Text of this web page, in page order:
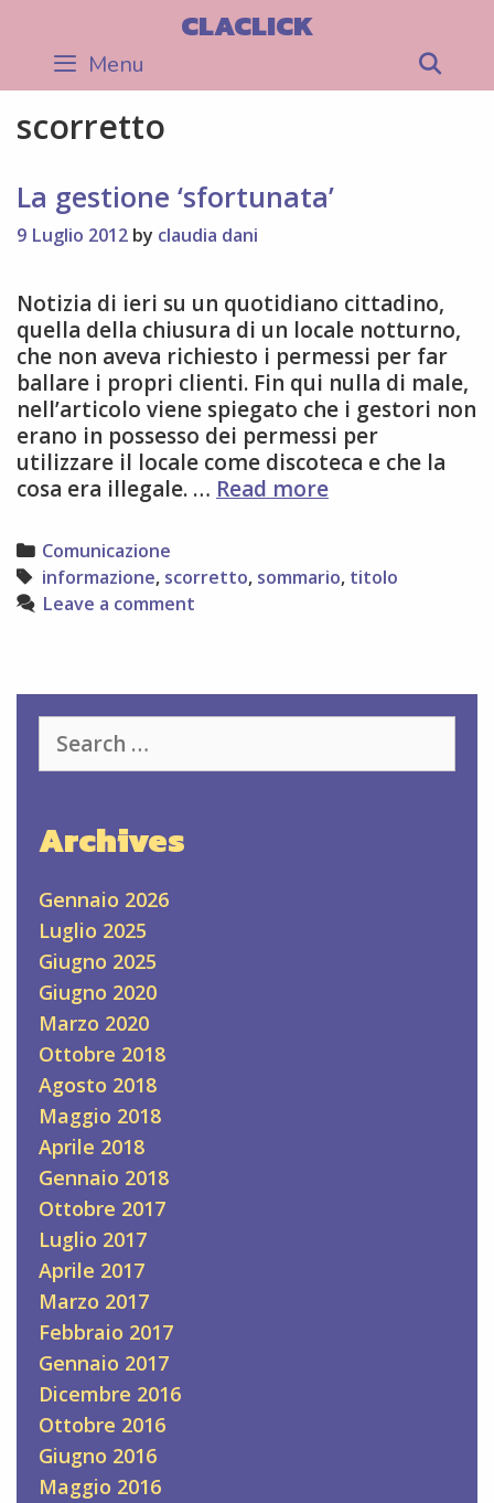
content
CLACLICK
Menu
scorretto
La gestione ‘sfortunata’
9 Luglio 2012 by claudia dani
Notizia di ieri su un quotidiano cittadino,
quella della chiusura di un locale notturno,
che non aveva richiesto i permessi per far
ballare i propri clienti. Fin qui nulla di male,
nell’articolo viene spiegato che i gestori non
erano in possesso dei permessi per
utilizzare il locale come discoteca e che la
cosa era illegale. … Read moreLa
Categories
Comunicazione
Tags
informazione, scorretto, sommario, titolo
Leave a comment
for:
Archives
Gennaio 2026
Luglio 2025
Giugno 2025
Giugno 2020
Marzo 2020
Ottobre 2018
Agosto 2018
Maggio 2018
Aprile 2018
Gennaio 2018
Ottobre 2017
Luglio 2017
Aprile 2017
Marzo 2017
Febbraio 2017
Gennaio 2017
Dicembre 2016
Ottobre 2016
Giugno 2016
Maggio 2016